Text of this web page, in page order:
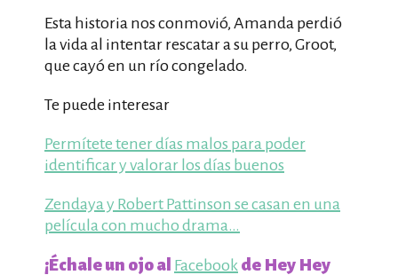
Esta historia nos conmovió, Amanda perdió
la vida al intentar rescatar a su perro, Groot,
que cayó en un río congelado.
Te puede interesar
Permítete tener días malos para poder
identificar y valorar los días buenos
Zendaya y Robert Pattinson se casan en una
película con mucho drama…
¡Échale un ojo al Facebook de Hey Hey